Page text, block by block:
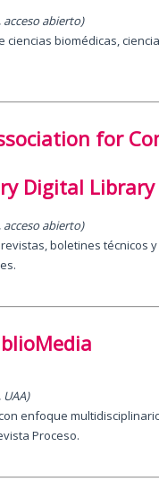
acceso abierto)
ciencias biomédicas,
for
Digital Library
acceso abierto)
boletines técnicos
UAA)
enfoque
Proceso.